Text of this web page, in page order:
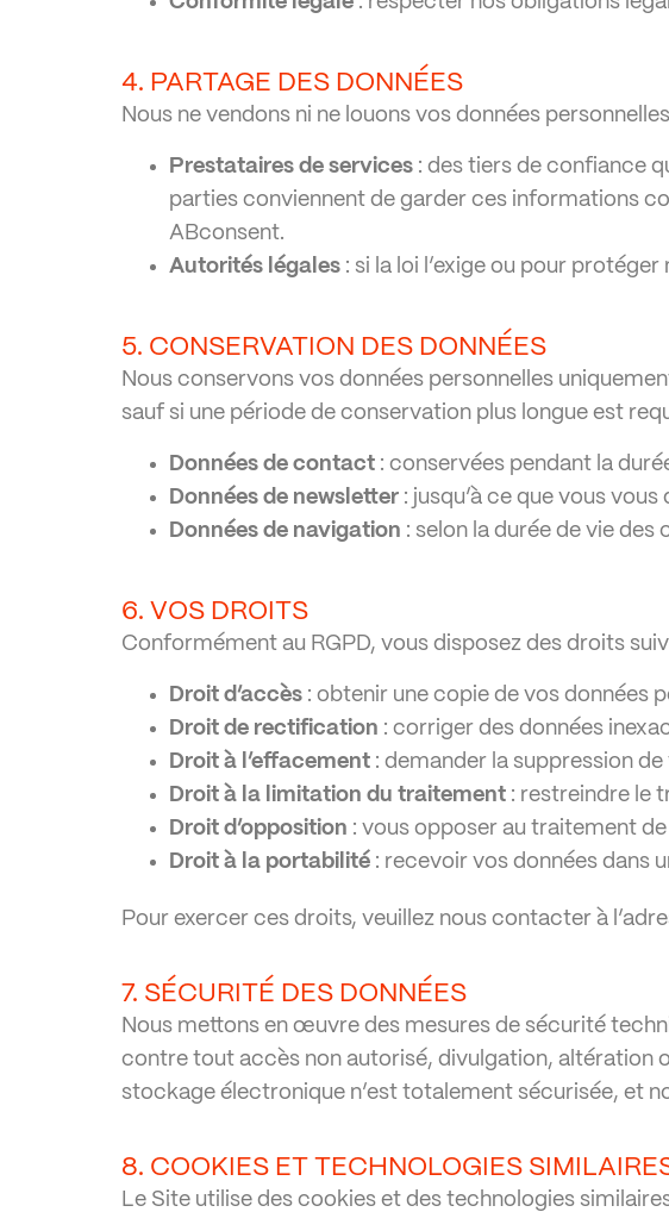
4. PARTAGE DES DONNÉES
Nous ne vendons ni ne louons vos données
Prestataires de services : des tiers de confiance
parties conviennent de garder ces informations
ABconsent.
Autorités légales : si la loi l’exige ou pour
5. CONSERVATION DES DONNÉES
Nous conservons vos données personnelles
sauf si une période de conservation plus longue est
Données de contact : conservées pendant la
Données de newsletter : jusqu’à ce que vous vous
Données de navigation : selon la durée de vie des
6. VOS DROITS
Conformément au RGPD, vous disposez des droits
Droit d’accès : obtenir une copie de vos données
Droit de rectification : corriger des données
Droit à l’effacement : demander la suppression
Droit à la limitation du traitement : restreindre le
Droit d’opposition : vous opposer au traitement
Droit à la portabilité : recevoir vos données dans
Pour exercer ces droits, veuillez nous contacter à
7. SÉCURITÉ DES DONNÉES
Nous mettons en œuvre des mesures de sécurité
contre tout accès non autorisé, divulgation, altération
stockage électronique n’est totalement sécurisée, et
8. COOKIES ET TECHNOLOGIES
Le Site utilise des cookies et des technologies